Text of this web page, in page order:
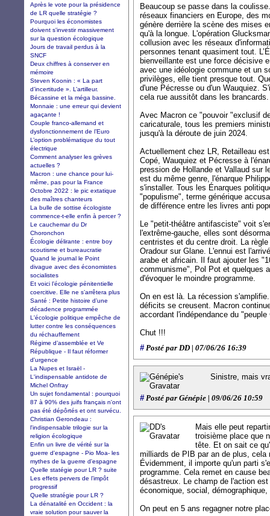
Beaucoup se passe dans la
réseaux financiers en Europe, des
génère derrière la scène des mises
qu'à la longue. L'opération
collusion avec les réseaux
personnes tenant quasiment tout.
bienveillante est une force décisive
avec une idéologie commune et un
privilèges, elle tient presque tout.
d'une Pécresse ou d'un Wauquiez.
cela rue aussitôt dans les brancards.
Avec Macron ce "pouvoir "exclusif
caricaturale, tous les premiers
jusqu'à la déroute de juin 2024.
Actuellement chez LR, Retailleau
Copé, Wauquiez et Pécresse à
pression de Hollande et Vallaud sur
est du même genre, l'énarque
s'installer. Tous les Énarques
"populisme", terme générique
de différence entre les livres anti
Le "petit-théâtre antifasciste" voit
l'extrême-gauche, elles sont
centristes et du centre droit. La
Oradour sur Glane. L'ennui est
arabe et africain. Il faut ajouter les
communisme", Pol Pot et quelques
d'évoquer le moindre programme.
On en est là. La récession
déficits se creusent. Macron
accordant l'indépendance du
Chut !!!
#Posté par DD | 07/06/26 16:39
Sinistre, mais
#Posté par Génépie | 09/06/26 10:59
Mais elle peut
troisième place que
tête. Et on sait ce
milliards de PIB par an de plus,
Évidemment, il importe qu'un parti
programme. Cela remet en cause
désastreux. Le champ de l'action
économique, social,
On peut en 5 ans regagner notre
Après le vote pour la présidence
de LR quelle stratégie ?
Pourquoi les économistes
doivent s'investir massivement
sur la question écologique
Jours de travail perdus à la
SNCF
Deux chiffres à conserver en
mémoire
Steven Koonin : « La part
d’incertitude ». L’artilleur.
Bécassine et la méga bassine.
Monnaie : une erreur qui devient
agaçante !
Couple franco-allemand et
dysfonctionnement de l’Euro
L’option problématique du tout
électrique
Comment analyser les grèves
actuelles ?
Macron : une chance pour lui-
même, pas pour la France
Octobre 2022 : le pic extatique
des maîtres chanteurs
La bulle de sottise écologiste
commence-t-elle enfin à percer ?
Le cauchemar du Dr
Choronchon
Écologie délirante : entre boy
scoutisme et bureaucratie
Quand le journal le Point
divague avec des économistes
socialistes
Et voici l’écologie pénitentielle
coercitive. Elle ne s’arrêtera plus
Santé : Petite histoire d’une
décadence programmée
L'écologie politique empêche de
lutter contre les conséquences
du réchauffement
Régime d’assemblée et Ve
République - Il faut réformer
d'urgence
La Nupes et Israël -
L'indispensable antidote de
Michel Onfray
Un sujet fondamental : pourquoi
87 à 90% des juifs français n'ont
pas été dépôrtés et ont survécu.
Christian Gerondeau :
l'indispensable trilogie sur la
religion écologique
Enfin un livre de vérité sur la
guerre d'espagne - Pio Moa- les
mythes de la guerre d'espagne
Quelle statégie pour LR ? suite
Les effets pervers de l’impôt
progressif
Quelle stratégie pour LR ?
La dénatalité en Occident : la
vraie solution pour sauver la